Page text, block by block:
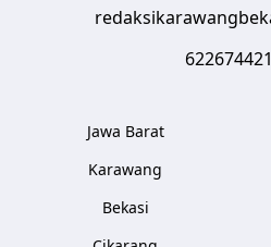
Jawa Barat
Karawang
Bekasi